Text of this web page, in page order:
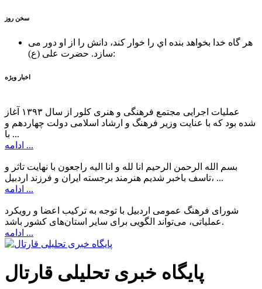
سخن روز
هر گاه خدا بخواهد بنده اي را خوار كند، دانش را از او دور می
سازد.حضرت علی (ع):
اخبار ویژه
عملیات اجرایی مجتمع فرهنگی و هنری کلور از سال ۱۳۹۳ آغاز
شده بود که با عنایت وزیر فرهنگ و ارشاد اسلامی دولت چهاردهم و
با ...
ادامه ...
بسم الله الرحمن الرحیم انا لله و انا الیه راجعون با نهایت تاثر و
تاسف باخبر شدیم هنرمند برجسته ایران و فرزند اردبیل، ...
ادامه ...
شورای فرهنگ عمومی اردبیل با توجه به ترکیب اعضا و رویکرد
عملیاتی، می‌تواند الگویی برای سایر استان‌های کشور باشد.
ادامه ...
پایگاه خبری تحلیلی قارتال